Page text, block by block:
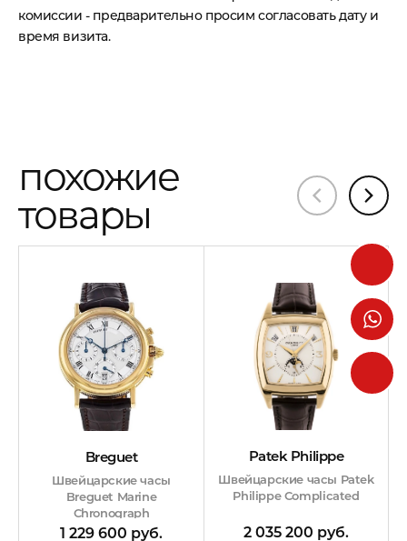
комиссии - предварительно просим согласовать дату и
время визита.
похожие
товары
Breguet
Швейцарские часы
Breguet Marine
Chronograph
1 229 600 руб.
Patek Philippe
Швейцарские часы Patek
Philippe Complicated
2 035 200 руб.